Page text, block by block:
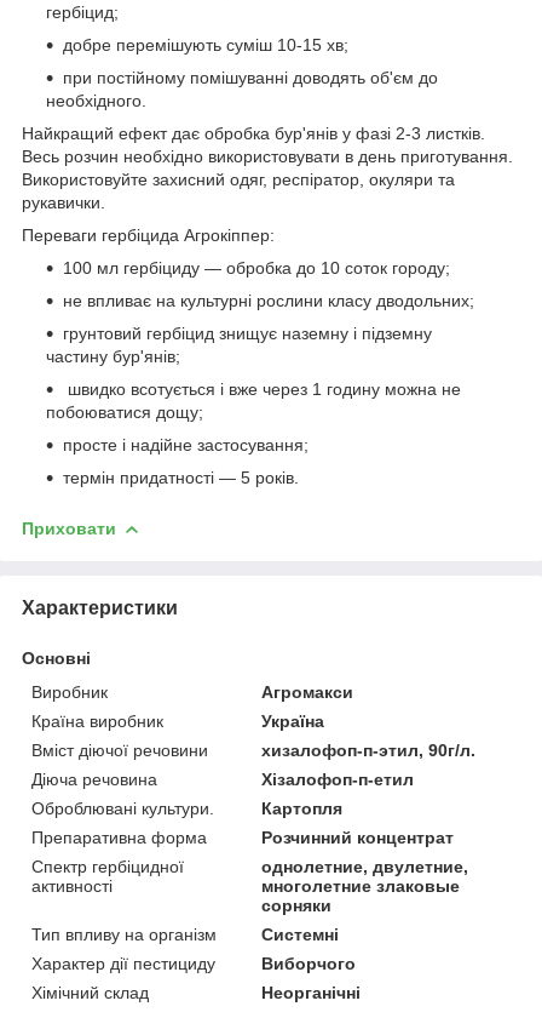
гербіцид;
добре перемішують суміш 10-15 хв;
при постійному помішуванні доводять об'єм до
необхідного.
Найкращий ефект дає обробка бур'янів у фазі 2-3 листків.
Весь розчин необхідно використовувати в день приготування.
Використовуйте захисний одяг, респіратор, окуляри та
рукавички.
Переваги гербіцида Агрокіппер:
100 мл гербіциду — обробка до 10 соток городу;
не впливає на культурні рослини класу дводольних;
грунтовий гербіцид знищує наземну і підземну
частину бур'янів;
швидко всотується і вже через 1 годину можна не
побоюватися дощу;
просте і надійне застосування;
термін придатності — 5 років.
Приховати
Характеристики
Основні
Виробник
Агромакси
Країна виробник
Україна
Вміст діючої речовини
хизалофоп-п-этил, 90г/л.
Діюча речовина
Хізалофоп-п-етил
Оброблювані культури.
Картопля
Препаративна форма
Розчинний концентрат
Спектр гербіцидної
активності
однолетние, двулетние,
многолетние злаковые
сорняки
Тип впливу на організм
Системні
Характер дії пестициду
Виборчого
Хімічний склад
Неорганічні